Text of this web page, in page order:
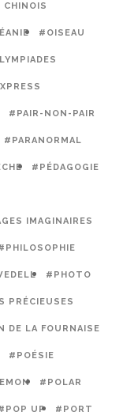
CHINOIS
#OISEAU
#PAIR-NON-PAIR
#PARANORMAL
#PÉDAGOGIE
IMAGINAIRES
#PHOTO
PRÉCIEUSES
DE LA FOURNAISE
#POÉSIE
#POLAR
UP #PORT